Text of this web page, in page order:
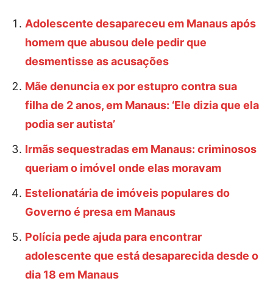
Adolescente desapareceu em Manaus após
homem que abusou dele pedir que
desmentisse as acusações
Mãe denuncia ex por estupro contra sua
filha de 2 anos, em Manaus: ‘Ele dizia que ela
podia ser autista’
Irmãs sequestradas em Manaus: criminosos
queriam o imóvel onde elas moravam
Estelionatária de imóveis populares do
Governo é presa em Manaus
Polícia pede ajuda para encontrar
adolescente que está desaparecida desde o
dia 18 em Manaus